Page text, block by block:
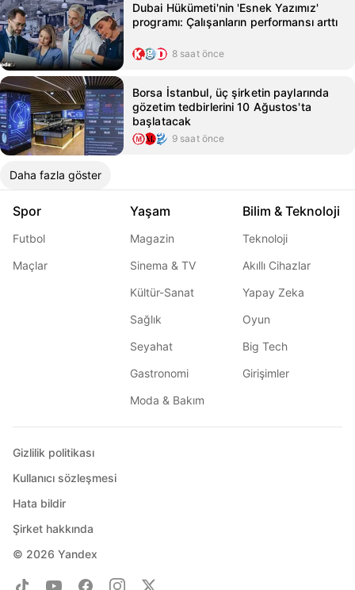
Dubai Hükümeti'nin 'Esnek Yazımız'
programı: Çalışanların performansı arttı
8 saat önce
Borsa İstanbul, üç şirketin paylarında
gözetim tedbirlerini 10 Ağustos'ta
başlatacak
9 saat önce
Daha fazla göster
Spor
Futbol
Maçlar
Yaşam
Magazin
Sinema & TV
Kültür-Sanat
Sağlık
Seyahat
Gastronomi
Moda & Bakım
Bilim & Teknoloji
Teknoloji
Akıllı Cihazlar
Yapay Zeka
Oyun
Big Tech
Girişimler
© 2026 Yandex
Gizlilik politikası
Kullanıcı sözleşmesi
Hata bildir
Şirket hakkında